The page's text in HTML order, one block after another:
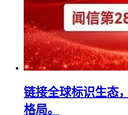
链接全球标识生态
格局。